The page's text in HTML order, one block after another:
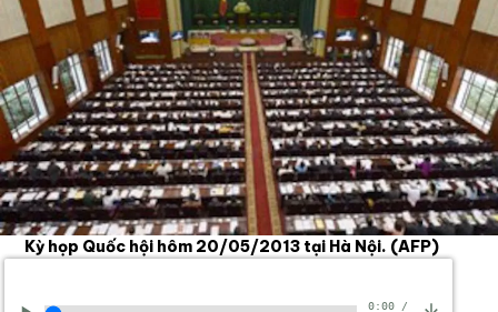
Kỳ họp Quốc hội hôm 20/05/2013 tại Hà Nội. (AFP)
0:00/